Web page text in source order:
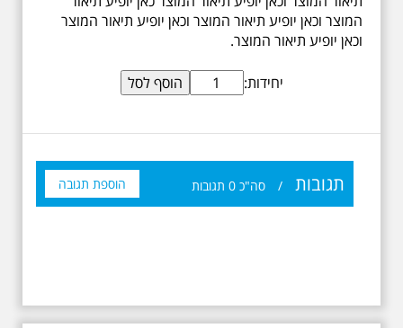
המוצר וכאן יופיע תיאור המוצר וכאן יופיע תיאור המוצר
וכאן יופיע תיאור המוצר.
יחידות:
תגובות / סה"כ 0 תגובות הוספת תגובה